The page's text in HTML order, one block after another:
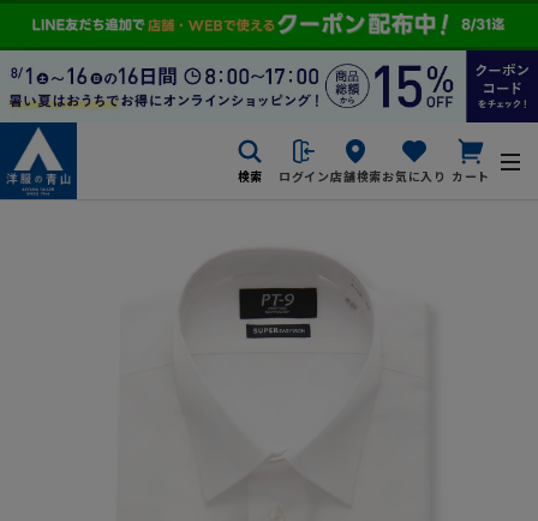
検索 ログイン店舗検索お気に入り カート